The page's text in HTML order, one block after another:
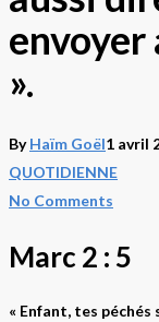
».
By Haïm Goël1 avril
QUOTIDIENNE
No Comments
Marc 2 : 5
« Enfant, tes